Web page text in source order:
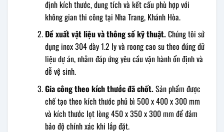
định kích thước, dung tích và kết cấu phù hợp với
không gian thi công tại Nha Trang, Khánh Hòa.
Đề xuất vật liệu và thông số kỹ thuật.Chúng tôi sử
dụng inox 304 dày 1.2 ly và roong cao su theo đúng dữ
liệu dự án, nhằm đáp ứng yêu cầu vận hành ổn định và
dễ vệ sinh.
Gia công theo kích thước đã chốt.Sản phẩm được
chế tạo theo kích thước phủ bì 500 x 400 x 300 mm
và kích thước lọt lòng 450 x 350 x 300 mm để đảm
bảo độ chính xác khi lắp đặt.